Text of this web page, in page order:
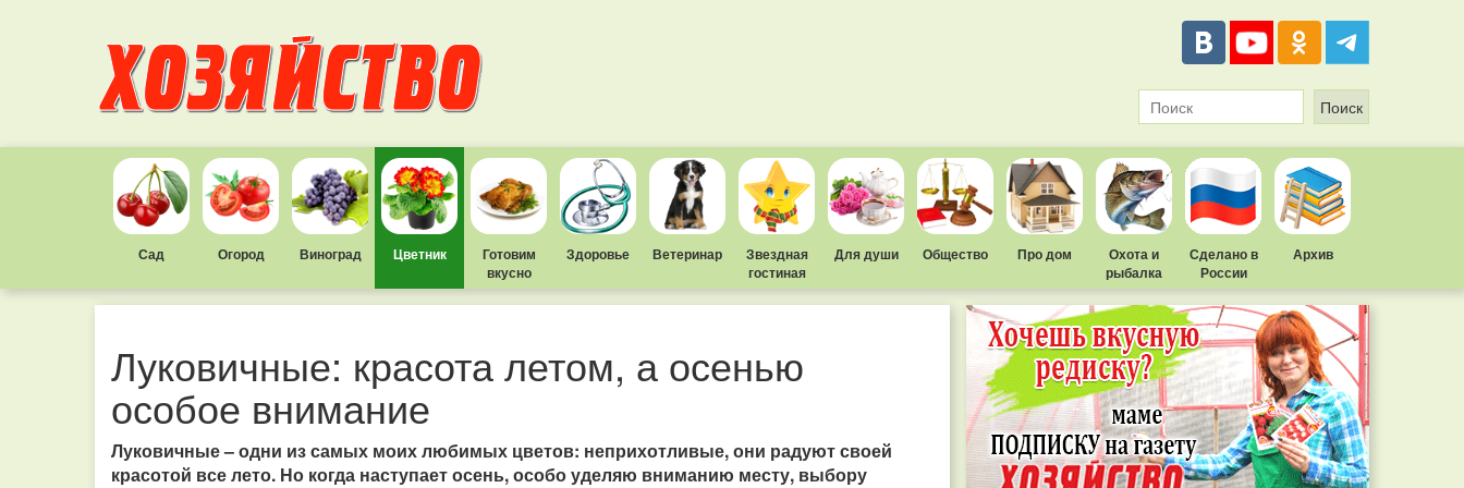
Сад Огород Виноград Цветник
Готовим
вкусно
Здоровье Ветеринар
Звездная
гостиная
Для души Общество Про дом
Охота и
рыбалка
Сделано в
России
Архив
Луковичные: красота летом, а осенью
особое внимание
Луковичные – одни из самых моих любимых цветов: неприхотливые, они радуют своей
красотой все лето. Но когда наступает осень, особо уделяю вниманию месту, выбору